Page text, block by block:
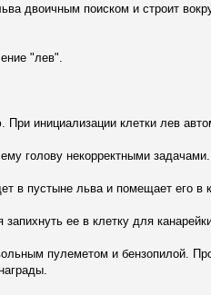
двоичным поиском и строит
"лев".
инициализации клетки лев
голову некорректными задачами.
в пустыне льва и помещает его в
ее в клетку для
пулеметом и бензопилой.